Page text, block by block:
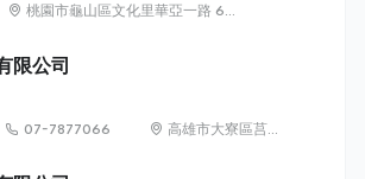
桃園市龜山區文化里華亞一路 66
限公司
07-7877066
高雄市大寮區莒